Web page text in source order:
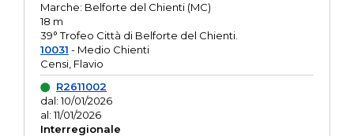
Marche: Belforte del Chienti (MC)
18 m
39° Trofeo Città di Belforte del Chienti.
10031 - Medio Chienti
Censi, Flavio
R2611002
dal: 10/01/2026
al: 11/01/2026
Interregionale